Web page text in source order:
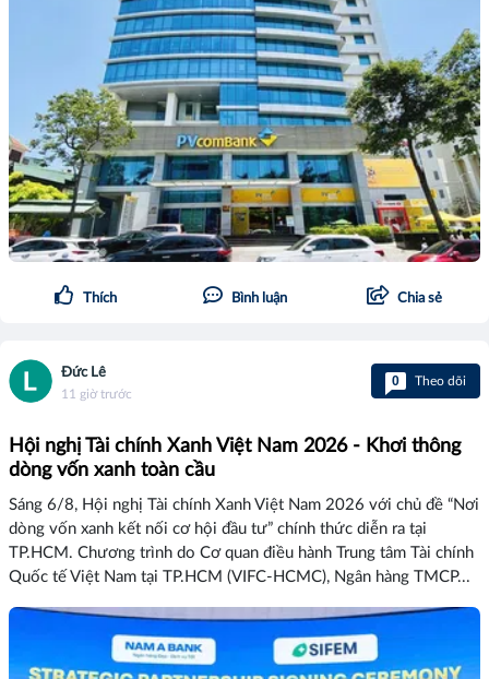
Thích Bình luận Chia sẻ
Đức Lê
11 giờ trước
0 Theo dõi
Hội nghị Tài chính Xanh Việt Nam 2026 - Khơi thông
dòng vốn xanh toàn cầu
Sáng 6/8, Hội nghị Tài chính Xanh Việt Nam 2026 với chủ đề “Nơi
dòng vốn xanh kết nối cơ hội đầu tư” chính thức diễn ra tại
TP.HCM. Chương trình do Cơ quan điều hành Trung tâm Tài chính
Quốc tế Việt Nam tại TP.HCM (VIFC-HCMC), Ngân hàng TMCP...